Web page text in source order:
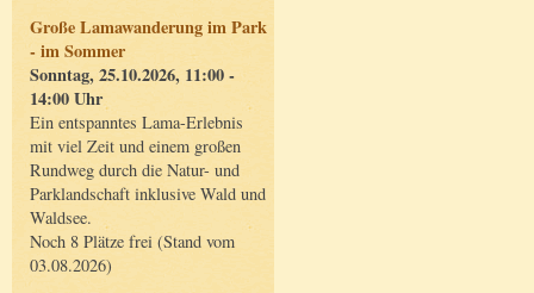
Große Lamawanderung im Park
- im Sommer
Sonntag, 25.10.2026, 11:00 -
14:00 Uhr
Ein entspanntes Lama-Erlebnis
mit viel Zeit und einem großen
Rundweg durch die Natur- und
Parklandschaft inklusive Wald und
Waldsee.
Noch 8 Plätze frei (Stand vom
03.08.2026)